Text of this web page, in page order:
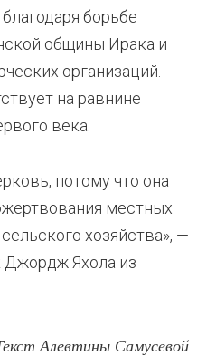
борьбе
общины Ирака и
организаций.
на равнине
века.
потому что она
местных
хозяйства», —
Яхола из
Алевтины Самусевой